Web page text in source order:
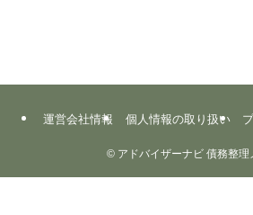
運営会社情報 個人情報の取り扱い
© アドバイザーナビ 債務整理